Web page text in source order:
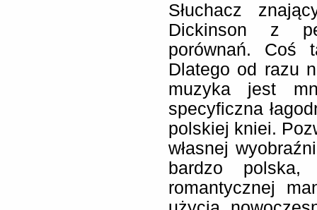
Słuchacz
Dickinson z
porównań. Coś
Dlatego od razu
muzyka jest
specyficzna
polskiej kniei.
własnej
bardzo
romantycznej